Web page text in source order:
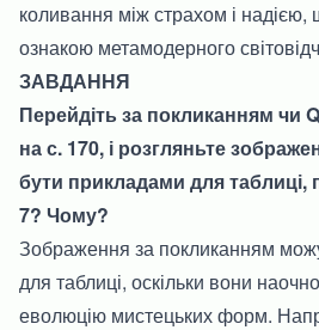
коливання між страхом і
ознакою метамодерного
ЗАВДАННЯ
Перейдіть за покликанням чи
на с. 170, і розгляньте
бути прикладами для таблиці,
7? Чому?
Зображення за покликанням
для таблиці, оскільки вони
еволюцію мистецьких форм.